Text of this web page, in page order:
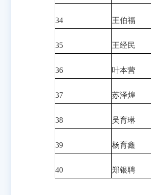
34 王伯福
35 王经民
36 叶本营
37 苏泽煌
38 吴育琳
39 杨育鑫
40 郑银聘